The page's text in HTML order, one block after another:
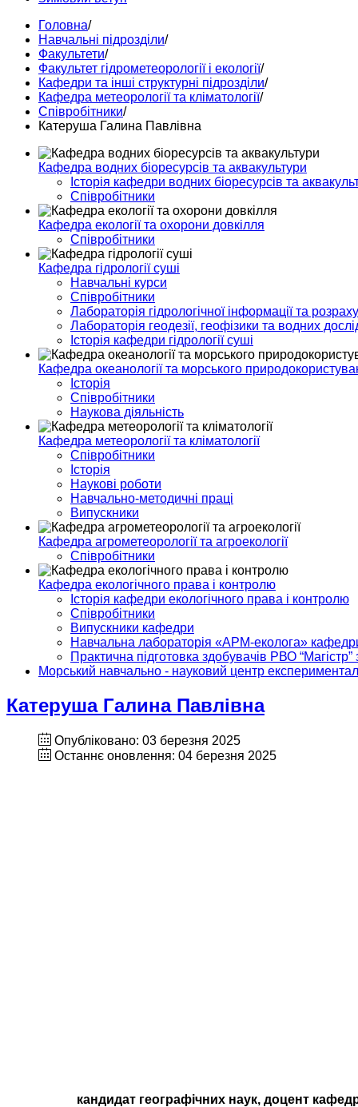
Головна/
Навчальні підрозділи/
Факультети/
Факультет гідрометеорології і екології/
Кафедри та інші структурні підрозділи/
Кафедра метеорології та кліматології/
Співробітники/
Катеруша Галина Павлівна
Кафедра водних біоресурсів та аквакультури
Історія кафедри водних біоресурсів та
Співробітники
Кафедра екології та охорони довкілля
Співробітники
Кафедра гідрології суші
Навчальні курси
Співробітники
Лабораторія гідрологічної інформації та
Лабораторія геодезії, геофізики та водних
Історія кафедри гідрології суші
Кафедра океанології та морського
Історія
Співробітники
Наукова діяльність
Кафедра метеорології та кліматології
Співробітники
Історія
Наукові роботи
Навчально-методичні праці
Випускники
Кафедра агрометеорології та агроекології
Співробітники
Кафедра екологічного права і контролю
Історія кафедри екологічного права і контролю
Співробітники
Випускники кафедри
Навчальна лабораторія «АРМ-еколога»
Практична підготовка здобувачів РВО
Морський навчально - науковий центр
Катеруша Галина Павлівна
Опубліковано: 03 березня 2025
Останнє оновлення: 04 березня 2025
кандидат географічних наук, доцент